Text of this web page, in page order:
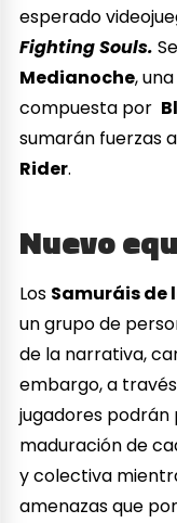
esperado
Fighting Souls.
Medianoche,
compuesta por
sumarán fuerzas
Rider.
Nuevo
Los Samuráis de
un grupo de
de la narrativa,
embargo, a través
jugadores podrán
maduración de
y colectiva
amenazas que